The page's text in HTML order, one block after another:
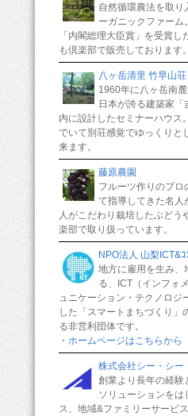
自然循環農法を取り
ーガニックファーム
「内閣総理大臣賞」を受賞
も倶楽部で販売しております。
八ヶ岳清里 竹早山荘
1960年に八ヶ岳南
日本が誇る建築家
内に設計したセミナーハウス
でいて別荘感覚でゆっくりと
来ます。
藤原農園
フルーツ作りのプロ
て指導してきた名人
人がこだわり栽培したぶどう
楽部で取り扱っています。
NPO法人 山梨ICT&ｺ
地方に雇用を生み、
る、ICT（インフォ
ュニケーション・テクノロジ
した「スマートまちづくり」
る非営利団体です。
・ホームページはこちらから
株式会社シー・シー
創業より長年の経験
ソリューションを
ス、地域&ファミリーサービ